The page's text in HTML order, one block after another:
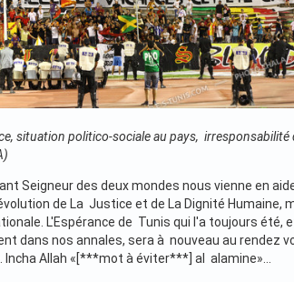
situation politico-sociale au pays,
Seigneur des deux mondes nous vienne en
de La Justice et de La Dignité
L'Espérance de Tunis qui l'a toujours été,
dans nos annales, sera à nouveau au rendez
Allah «[***mot à éviter***] al alamine»...